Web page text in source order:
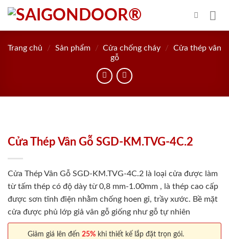
Skip
content
Trang chủ / Sản phẩm / Cửa chống cháy /
Cửa thép vân
gỗ
Cửa Thép Vân Gỗ SGD-KM.TVG-4C.2
Cửa Thép Vân Gỗ SGD-KM.TVG-4C.2 là loại cửa được làm
từ tấm thép có độ dày từ 0,8 mm-1.00mm , là thép cao cấp
được sơn tĩnh điện nhằm chống hoen gỉ, trầy xước. Bề mặt
cửa được phủ lớp giả vân gỗ giống như gỗ tự nhiên
Giảm giá lên đến 25% khi thiết kế lắp đặt trọn gói.